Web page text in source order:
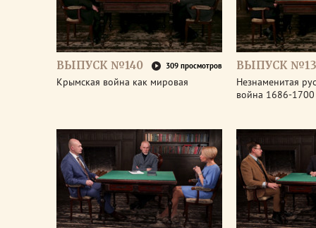
ВЫПУСК №140 309 просмотров
Крымская война как мировая
ВЫПУСК
Незнаменитая
война 1686-1700